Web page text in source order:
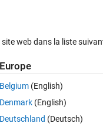
web dans la liste
Europe
Belgium (English)
Denmark (English)
Deutschland (Deutsch)